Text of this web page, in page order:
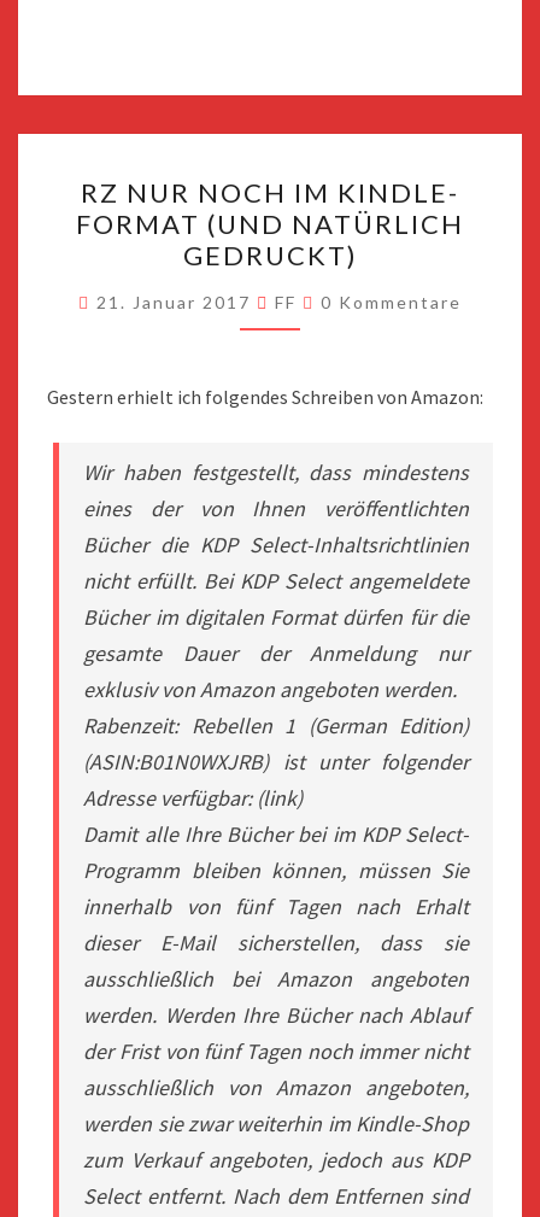
NUR
NOCH
IM
KINDLE-
FORMAT
NATÜRLICH
RZ NUR NOCH IM KINDLE-
FORMAT (UND NATÜRLICH
GEDRUCKT)
21. Januar 2017 FF Kommentare
0 Kommentare
Gestern erhielt ich folgendes Schreiben von Amazon:
Wir haben festgestellt, dass mindestens
eines der von Ihnen veröffentlichten
Bücher die KDP Select-Inhaltsrichtlinien
nicht erfüllt. Bei KDP Select angemeldete
Bücher im digitalen Format dürfen für die
gesamte Dauer der Anmeldung nur
exklusiv von Amazon angeboten werden.
Rabenzeit: Rebellen 1 (German Edition)
(ASIN:B01N0WXJRB) ist unter folgender
Adresse verfügbar: (link)
Damit alle Ihre Bücher bei im KDP Select-
Programm bleiben können, müssen Sie
innerhalb von fünf Tagen nach Erhalt
dieser E-Mail sicherstellen, dass sie
ausschließlich bei Amazon angeboten
werden. Werden Ihre Bücher nach Ablauf
der Frist von fünf Tagen noch immer nicht
ausschließlich von Amazon angeboten,
werden sie zwar weiterhin im Kindle-Shop
zum Verkauf angeboten, jedoch aus KDP
Select entfernt. Nach dem Entfernen sind